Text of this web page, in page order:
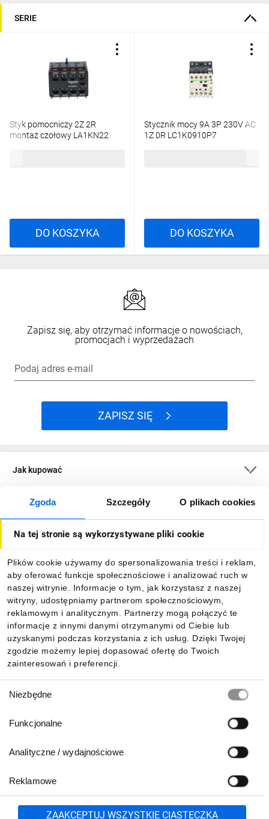
Zgoda Szczegóły O plikach cookies
Na tej stronie są wykorzystywane pliki cookie
Plików cookie używamy do spersonalizowania treści i reklam,
aby oferować funkcje społecznościowe i analizować ruch w
naszej witrynie. Informacje o tym, jak korzystasz z naszej
witryny, udostępniamy partnerom społecznościowym,
reklamowym i analitycznym. Partnerzy mogą połączyć te
informacje z innymi danymi otrzymanymi od Ciebie lub
uzyskanymi podczas korzystania z ich usług. Dzięki Twojej
zgodzie możemy lepiej dopasować ofertę do Twoich
zainteresowań i preferencji.
zgody
Niezbędne
Funkcjonalne
Analityczne / wydajnościowe
Reklamowe
ZAAKCEPTUJ WSZYSTKIE CIASTECZKA
SERIE
Styk pomocniczy 2Z 2R
montaż czołowy LA1KN22
DO KOSZYKA
Stycznik mocy 9A 3P 230V AC
1Z 0R LC1K0910P7
DO KOSZYKA
Zapisz się, aby otrzymać informacje o nowościach,
promocjach i wyprzedażach
Podaj adres e-mail
ZAPISZ SIĘ
Jak kupować
O firmie
Informacje
Pobierz naszą aplikację mobilną:
801 500 700 lub
71 37 61 600